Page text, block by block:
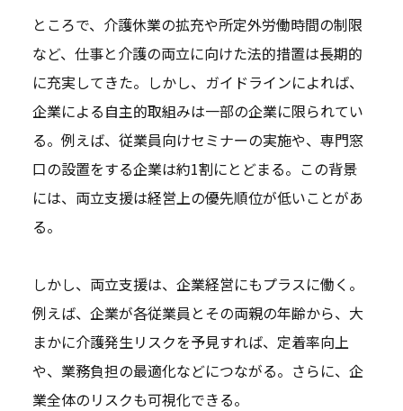
ところで、介護休業の拡充や所定外労働時間の制限
など、仕事と介護の両立に向けた法的措置は長期的
に充実してきた。しかし、ガイドラインによれば、
企業による自主的取組みは一部の企業に限られてい
る。例えば、従業員向けセミナーの実施や、専門窓
口の設置をする企業は約1割にとどまる。この背景
には、両立支援は経営上の優先順位が低いことがあ
る。
しかし、両立支援は、企業経営にもプラスに働く。
例えば、企業が各従業員とその両親の年齢から、大
まかに介護発生リスクを予見すれば、定着率向上
や、業務負担の最適化などにつながる。さらに、企
業全体のリスクも可視化できる。